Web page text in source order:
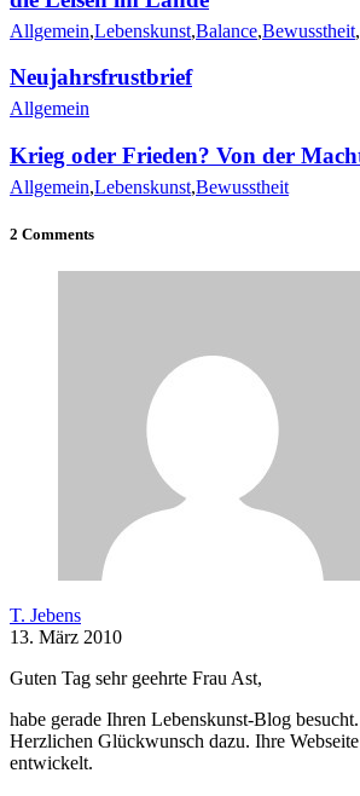
Allgemein,Lebenskunst,Balance,Bewusstheit,
Neujahrsfrustbrief
Allgemein
Krieg oder Frieden? Von der
Allgemein,Lebenskunst,Bewusstheit
2 Comments
T. Jebens
13. März 2010
Guten Tag sehr geehrte Frau Ast,
habe gerade Ihren Lebenskunst-Blog
Herzlichen Glückwunsch dazu. Ihre
entwickelt.